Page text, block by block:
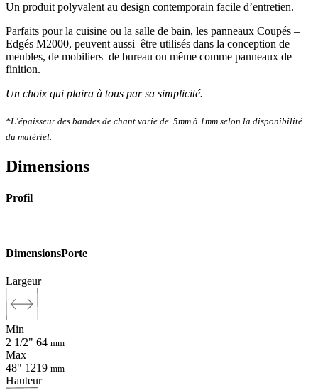
Un produit polyvalent au design contemporain facile d’entretien.
Parfaits pour la cuisine ou la salle de bain, les panneaux Coupés –
Edgés M2000, peuvent aussi être utilisés dans la conception de
meubles, de mobiliers de bureau ou même comme panneaux de
finition.
Un choix qui plaira à tous par sa simplicité.
*L’épaisseur des bandes de chant varie de .5mm à 1mm selon la disponibilité
du matériel.
Dimensions
Profil
DimensionsPorte
Largeur
Min
2 1/2" 64 mm
Max
48" 1219 mm
Hauteur